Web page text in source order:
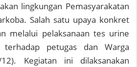
lingkungan Pemasyarakatan
Salah satu upaya konkret
melalui pelaksanaan tes urine
terhadap petugas dan Warga
Kegiatan ini dilaksanakan